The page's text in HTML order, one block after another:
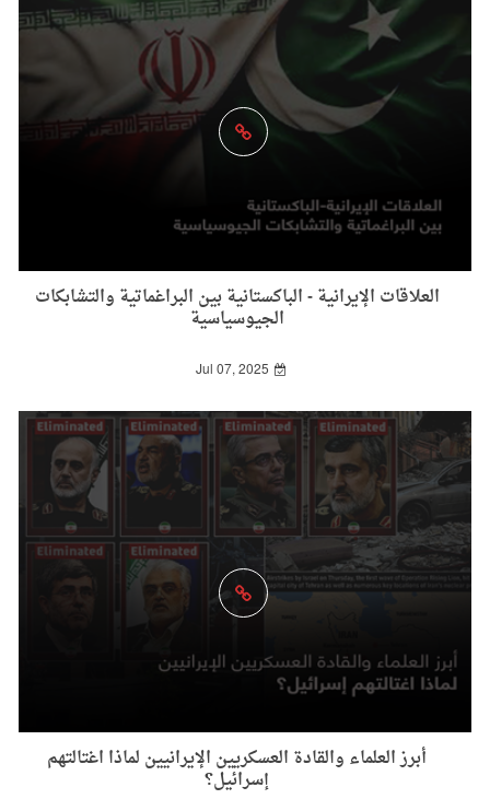
العلاقات الإيرانية - الباكستانية بين البراغماتية والتشابكات
الجيوسياسية
Jul 07, 2025
أبرز العلماء والقادة العسكريين الإيرانيين لماذا اغتالتهم
إسرائيل؟